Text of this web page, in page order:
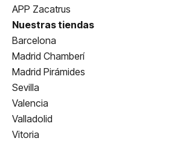
APP Zacatrus
Nuestras tiendas
Barcelona
Madrid Chamberí
Madrid Pirámides
Sevilla
Valencia
Valladolid
Vitoria